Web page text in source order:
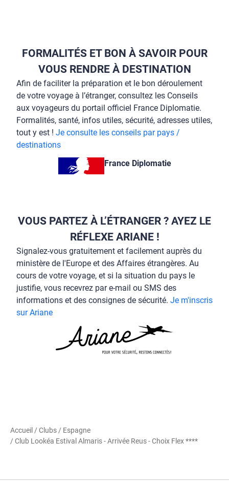
FORMALITÉS ET BON À SAVOIR POUR
VOUS RENDRE À DESTINATION
Afin de faciliter la préparation et le bon déroulement
de votre voyage à l’étranger, consultez les Conseils
aux voyageurs du portail officiel France Diplomatie.
Formalités, santé, infos utiles, sécurité, adresses utiles,
tout y est ! Je consulte les conseils par pays /
destinations
France Diplomatie
VOUS PARTEZ À L’ÉTRANGER ? AYEZ LE
RÉFLEXE ARIANE !
Signalez-vous gratuitement et facilement auprès du
ministère de l'Europe et des Affaires étrangères. Au
cours de votre voyage, et si la situation du pays le
justifie, vous recevrez par e-mail ou SMS des
informations et des consignes de sécurité. Je m'inscris
sur Ariane
Accueil /Clubs / Espagne
/ Club Lookéa Estival Almaris - Arrivée Reus - Choix Flex ****